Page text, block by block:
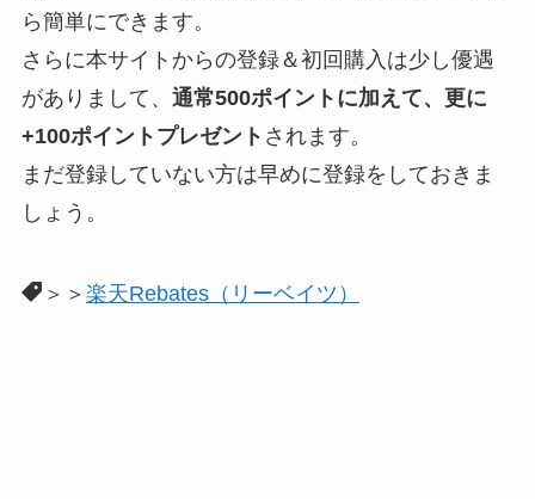
ら簡単にできます。
さらに本サイトからの登録＆初回購入は少し優遇
がありまして、 通常500ポイントに加えて、更に
+100ポイントプレゼント されます。
まだ登録していない方は早めに登録をしておきま
しょう。
＞＞ 楽天Rebates（リーベイツ）